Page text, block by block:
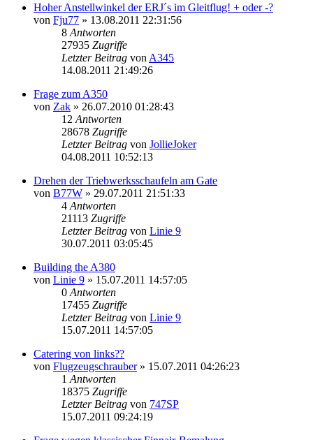
Hoher Anstellwinkel der ERJ´s im Gleitflug! + oder -?
von Fju77 » 13.08.2011 22:31:56
8 Antworten
27935 Zugriffe
Letzter Beitrag von A345
14.08.2011 21:49:26
Frage zum A350
von Zak » 26.07.2010 01:28:43
12 Antworten
28678 Zugriffe
Letzter Beitrag von JollieJoker
04.08.2011 10:52:13
Drehen der Triebwerksschaufeln am Gate
von B77W » 29.07.2011 21:51:33
4 Antworten
21113 Zugriffe
Letzter Beitrag von Linie 9
30.07.2011 03:05:45
Building the A380
von Linie 9 » 15.07.2011 14:57:05
0 Antworten
17455 Zugriffe
Letzter Beitrag von Linie 9
15.07.2011 14:57:05
Catering von links??
von Flugzeugschrauber» 15.07.2011 04:26:23
1 Antworten
18375 Zugriffe
Letzter Beitrag von 747SP
15.07.2011 09:24:19